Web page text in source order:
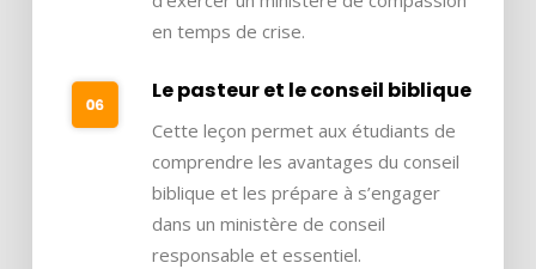
en temps de crise.
Le pasteur et le conseil biblique
Cette leçon permet aux étudiants de
comprendre les avantages du conseil
biblique et les prépare à s’engager
dans un ministère de conseil
responsable et essentiel.